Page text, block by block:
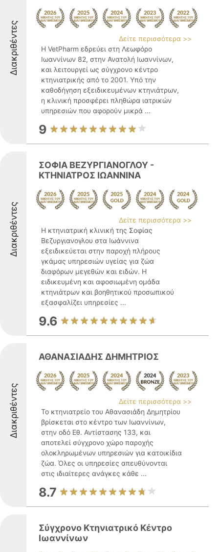
Διακριθέντες
Δείτε περισσότερα >>
Η VetPharm εδρεύει στη Λεωφόρο
Ιωαννίνων 82, στην Ανατολή Ιωαννίνων,
και λειτουργεί ως σύγχρονο κέντρο
κτηνιατρικής από το 2001. Υπό την
καθοδήγηση εξειδικευμένων κτηνιάτρων,
η κλινική προσφέρει πληθώρα ιατρικών
υπηρεσιών που αφορούν μικρά ...
9
Διακριθέντες
ΣΟΦΙΑ ΒΕΖΥΡΓΙΑΝΟΓΛΟΥ -
ΚΤΗΝΙΑΤΡΟΣ ΙΩΑΝΝΙΝΑ
Δείτε περισσότερα >>
Η κτηνιατρική κλινική της Σοφίας
Βεζυργιανογλου στα Ιωάννινα
εξειδικεύεται στην παροχή πλήρους
γκάμας υπηρεσιών υγείας για ζώα
διαφόρων μεγεθών και ειδών. Η
ειδικευμένη και αφοσιωμένη ομάδα
κτηνιάτρων και βοηθητικού προσωπικού
εξασφαλίζει υπηρεσίες ...
9.6
Διακριθέντες
ΑΘΑΝΑΣΙΑΔΗΣ ΔΗΜΗΤΡΙΟΣ
Δείτε περισσότερα >>
Το κτηνιατρείο του Αθανασιάδη Δημητρίου
βρίσκεται στο κέντρο των Ιωαννίνων,
στην οδό Εθ. Αντίστασης 133, και
αποτελεί σύγχρονο χώρο παροχής
ολοκληρωμένων υπηρεσιών για κατοικίδια
ζώα. Όλες οι υπηρεσίες απευθύνονται
στις ιδιαίτερες ανάγκες κάθε ...
8.7
Σύγχρονο Κτηνιατρικό Κέντρο
Ιωαννίνων